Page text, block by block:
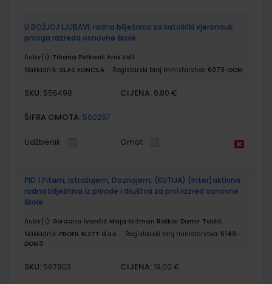
U BOŽJOJ LJUBAVI; radna bilježnica za katolički vjeronauk
prvoga razreda osnovne škole
Autor(i): Tihana Petković Ana Volf
Nakladnik: GLAS KONCILA Registarski broj ministarstva: 6079-DOM
SKU: 556498 CIJENA: 8,80 €
ŠIFRA OMOTA: 500297
Udžbenik Omot
PID 1 Pitam, Istražujem, Doznajem; (KUTIJA) (inter)aktivna
radna bilježnica iz prirode i društva za prvi razred osnovne
škole
Autor(i): Gordana Ivančić Maja Križman Roškar Damir Tadić
Nakladnik: PROFIL KLETT d.o.o. Registarski broj ministarstva: 6149-
DOM3
SKU: 567803 CIJENA: 19,00 €